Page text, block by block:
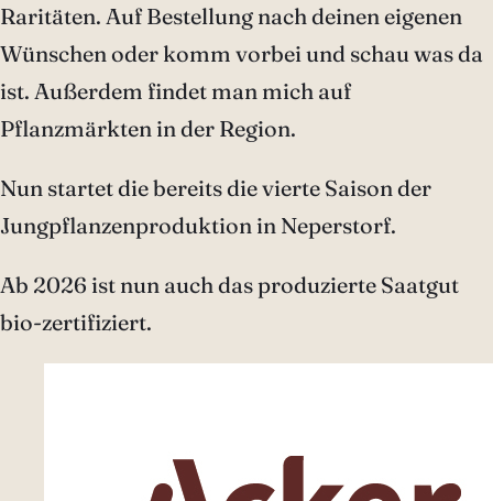
Raritäten. Auf Bestellung nach deinen eigenen
Wünschen oder komm vorbei und schau was da
ist. Außerdem findet man mich auf
Pflanzmärkten in der Region.
Nun startet die bereits die vierte Saison der
Jungpflanzenproduktion in Neperstorf.
Ab 2026 ist nun auch das produzierte Saatgut
bio-zertifiziert.